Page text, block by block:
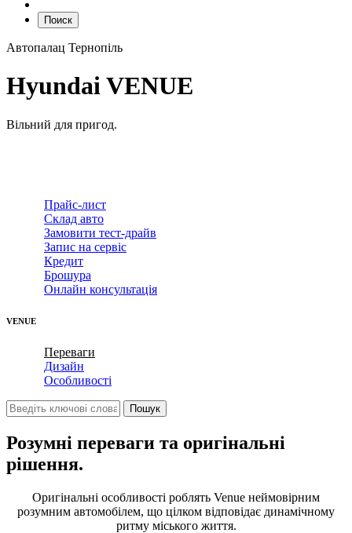
Поиск
Автопалац Тернопіль
Hyundai VENUE
Вільний для пригод.
Прайс-лист
Склад авто
Замовити тест-драйв
Запис на сервіс
Кредит
Брошура
Онлайн консультація
VENUE
Переваги
Дизайн
Особливості
Розумні переваги та оригінальні
рішення.
Оригінальні особливості роблять Venue неймовірним
розумним автомобілем, що цілком відповідає динамічному
ритму міського життя.